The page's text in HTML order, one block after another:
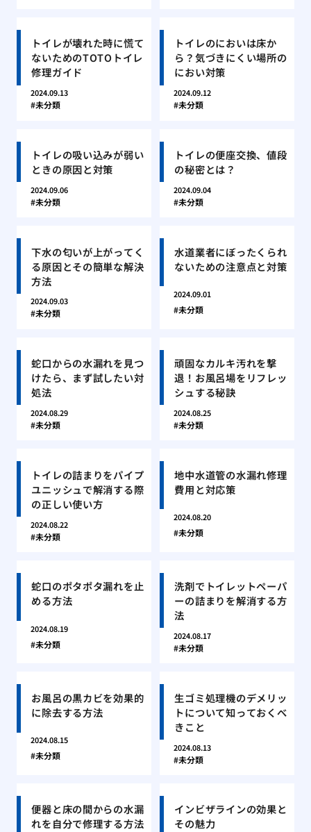
トイレが壊れた時に慌て
ないためのTOTOトイレ
修理ガイド
2024.09.13
未分類
トイレのにおいは床か
ら？気づきにくい場所の
におい対策
2024.09.12
未分類
トイレの吸い込みが弱い
ときの原因と対策
2024.09.06
未分類
トイレの便座交換、値段
の秘密とは？
2024.09.04
未分類
下水の匂いが上がってく
る原因とその簡単な解決
方法
2024.09.03
未分類
水道業者にぼったくられ
ないための注意点と対策
2024.09.01
未分類
蛇口からの水漏れを見つ
けたら、まず試したい対
処法
2024.08.29
未分類
頑固なカルキ汚れを撃
退！お風呂場をリフレッ
シュする秘訣
2024.08.25
未分類
トイレの詰まりをパイプ
ユニッシュで解消する際
の正しい使い方
2024.08.22
未分類
地中水道管の水漏れ修理
費用と対応策
2024.08.20
未分類
蛇口のポタポタ漏れを止
める方法
2024.08.19
未分類
洗剤でトイレットペーパ
ーの詰まりを解消する方
法
2024.08.17
未分類
お風呂の黒カビを効果的
に除去する方法
2024.08.15
未分類
生ゴミ処理機のデメリッ
トについて知っておくべ
きこと
2024.08.13
未分類
便器と床の間からの水漏
れを自分で修理する方法
インビザラインの効果と
その魅力